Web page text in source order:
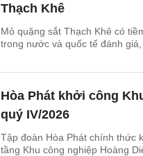
Thạch Khê
Mỏ quặng sắt Thạch Khê có
trong nước và quốc tế đánh
Hòa Phát khởi công
quý IV/2026
Tập đoàn Hòa Phát chính thức
tầng Khu công nghiệp Hoàng